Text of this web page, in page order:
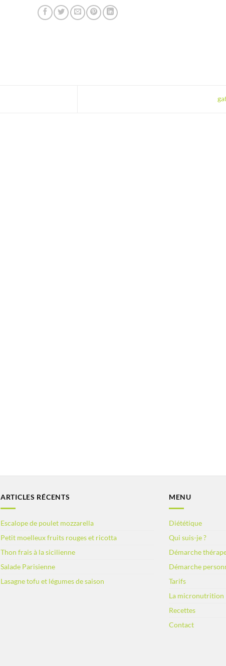
ARTICLES RÉCENTS
Escalope de poulet mozzarella
Petit moelleux fruits rouges et ricotta
Thon frais à la sicilienne
Salade Parisienne
Lasagne tofu et légumes de saison
MENU
Diététique
Qui suis-je ?
Démarche
Démarche
Tarifs
La micronutrition
Recettes
Contact